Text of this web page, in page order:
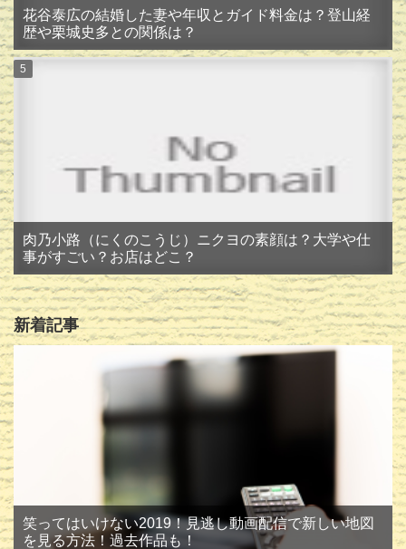
花谷泰広の結婚した妻や年収とガイド料金は？登山経
歴や栗城史多との関係は？
肉乃小路（にくのこうじ）ニクヨの素顔は？大学や仕
事がすごい？お店はどこ？
新着記事
笑ってはいけない2019！見逃し動画配信で新しい地図
を見る方法！過去作品も！